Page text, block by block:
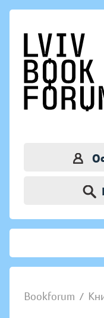
Bookforum /